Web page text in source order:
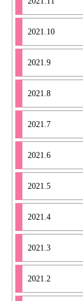
2021.10
2021.9
2021.8
2021.7
2021.6
2021.5
2021.4
2021.3
2021.2